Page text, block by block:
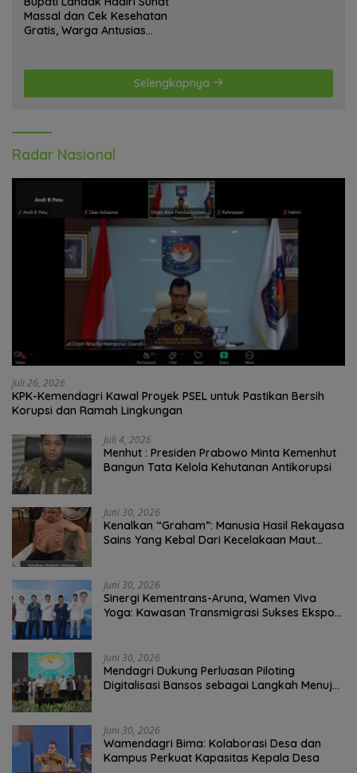
Massal dan Cek Kesehatan
Gratis, Warga Antusias
Selengkapnya
Radar Nasional
Juli 26, 2026
KPK-Kemendagri Kawal Proyek PSEL untuk Pastikan Bersih
Korupsi dan Ramah Lingkungan
Juli 4, 2026
Menhut : Presiden Prabowo Minta Kemenhut
Bangun Tata Kelola Kehutanan Antikorupsi
Juni 30, 2026
Kenalkan “Graham”: Manusia Hasil Rekayasa
Sains Yang Kebal Dari Kecelakaan Maut
Juni 30, 2026
Sinergi Kementrans-Aruna, Wamen Viva
Yoga: Kawasan Transmigrasi Sukses Ekspor
Juni 30, 2026
Mendagri Dukung Perluasan Piloting
Digitalisasi Bansos sebagai Langkah Menuju
Juni 30, 2026
Wamendagri Bima: Kolaborasi Desa dan
Kampus Perkuat Kapasitas Kepala Desa